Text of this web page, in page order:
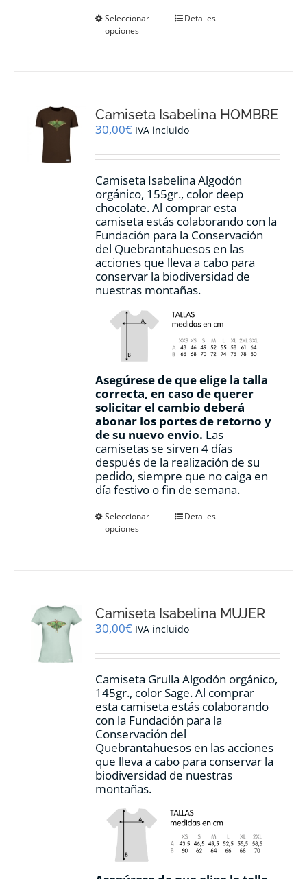
Seleccionar
opciones
Este
se
pueden
en
página
de
producto
Detalles
Camiseta Isabelina HOMBRE
30,00€ IVA incluido
Camiseta Isabelina Algodón
orgánico, 155gr., color deep
chocolate.Al comprar esta
camiseta estás colaborando con la
Fundación para la Conservación
del Quebrantahuesos en las
acciones que lleva a cabo para
conservar la biodiversidad de
nuestras montañas.
Asegúrese de que elige la talla
correcta, en caso de querer
solicitar el cambio deberá
abonar los portes de retorno y
de su nuevo envio. Las
camisetas se sirven 4 días
después de la realización de su
pedido, siempre que no caiga en
día festivo o fin de semana.
Seleccionar
opciones
Este
se
pueden
en
página
de
producto
Detalles
Camiseta Isabelina MUJER
30,00€ IVA incluido
Camiseta Grulla Algodón orgánico,
145gr., color Sage. Al comprar
esta camiseta estás colaborando
con la Fundación para la
Conservación del
Quebrantahuesos en las acciones
que lleva a cabo para conservar la
biodiversidad de nuestras
montañas.